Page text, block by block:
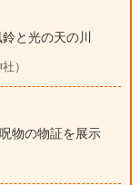
と光の天の川
）
物の物証を展示